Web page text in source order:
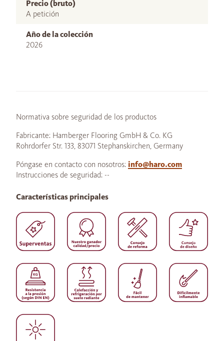
Precio (bruto)
A petición
Año de la colección
2026
Normativa sobre seguridad de los productos
Fabricante: Hamberger Flooring GmbH & Co. KG
Rohrdorfer Str. 133, 83071 Stephanskirchen, Germany
Póngase en contacto con nosotros: info@haro.com
Instrucciones de seguridad: --
Características principales